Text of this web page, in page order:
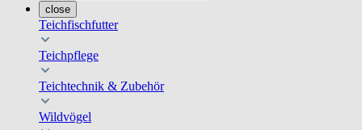
close
Teichfischfutter
Teichpflege
Teichtechnik & Zubehör
Wildvögel